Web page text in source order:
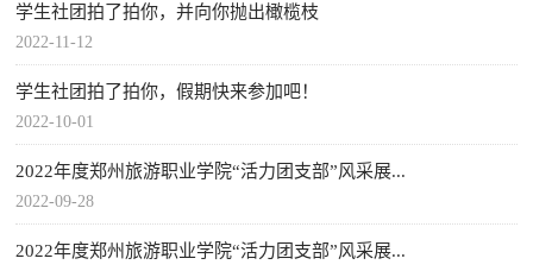
学生社团拍了拍你，并向你抛出橄榄枝
2022-11-12
学生社团拍了拍你，假期快来参加吧！
2022-10-01
2022年度郑州旅游职业学院“活力团支部”风采展...
2022-09-28
2022年度郑州旅游职业学院“活力团支部”风采展...